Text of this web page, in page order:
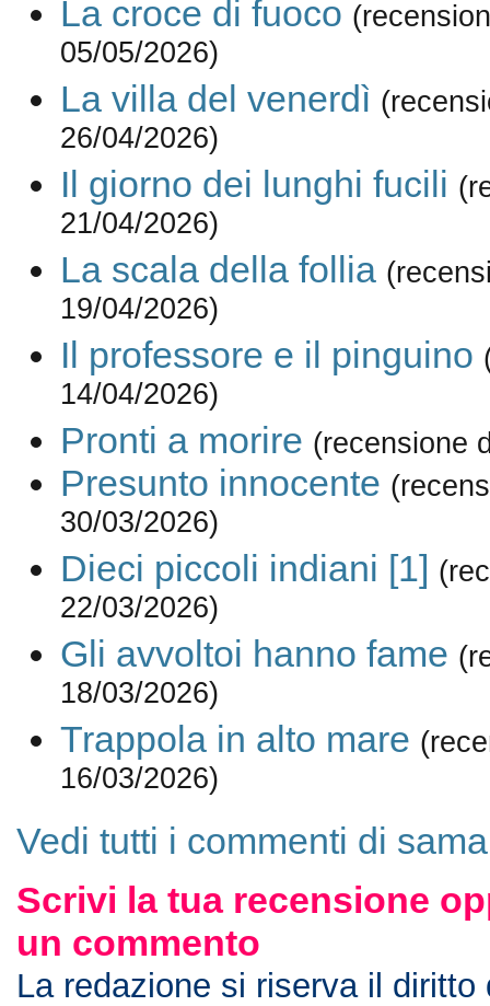
La croce di fuoco
05/05/2026)
La villa del venerdì
26/04/2026)
Il giorno dei lunghi fucili
21/04/2026)
La scala della follia
19/04/2026)
Il professore e il pinguino
14/04/2026)
Pronti a morire (recensione
Presunto innocente
30/03/2026)
Dieci piccoli indiani [1]
22/03/2026)
Gli avvoltoi hanno fame
18/03/2026)
Trappola in alto mare
16/03/2026)
Vedi tutti i commenti di
Scrivi la tua recensione
un commento
La redazione si riserva il diritto